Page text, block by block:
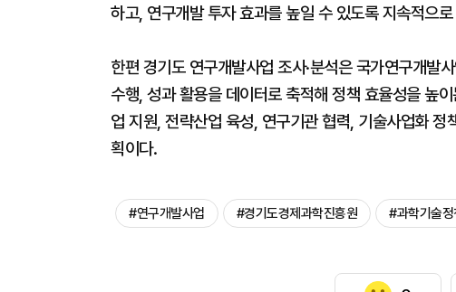
하고, 연구개발 투자 효과를 높일 수 있도록 지속적으
한편 경기도 연구개발사업 조사·분석은 국가연구개발
수행, 성과 활용을 데이터로 축적해 정책 효율성을 높
업 지원, 전략산업 육성, 연구기관 협력, 기술사업화
획이다.
#연구개발사업 #경기도경제과학진흥원 #과학기술정